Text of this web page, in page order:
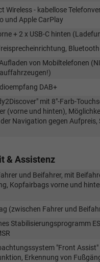
Wireless - kabellose
und Apple CarPlay
+ 2 x USB-C hinten
von Mobiltelefonen
DAB+
mit 8"-Farb-
(vorne und hinten),
Navigation gegen Aufpreis,
& Assistenz
und Beifahrer, mit
Kopfairbags vorne und
(zwischen Fahrer und
Stabilisierungsprogramm
"Front Assist"
Erkennung von